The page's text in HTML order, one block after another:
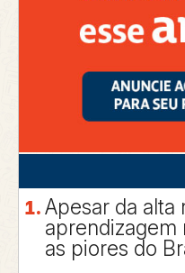
Apesar da alta
aprendizagem
as piores do